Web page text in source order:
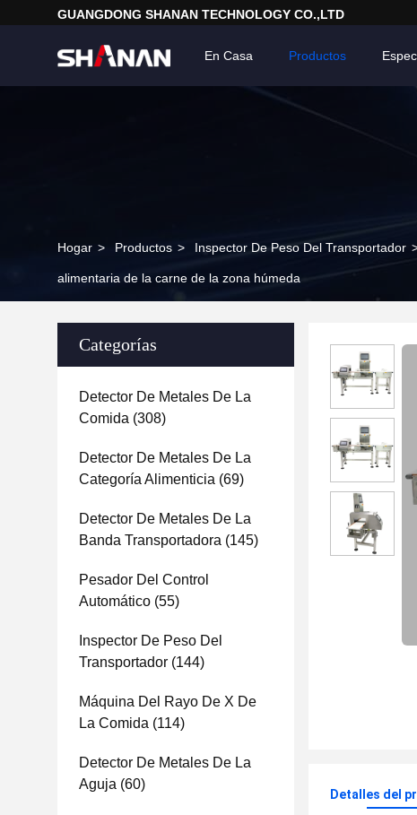
GUANGDONG SHANAN TECHNOLOGY CO.,LTD
En Casa Productos
Hogar > Productos > Inspector De Peso Del Transportador
alimentaria de la carne de la zona húmeda
Categorías
Detector De Metales De La
Comida (308)
Detector De Metales De La
Categoría Alimenticia (69)
Detector De Metales De La
Banda Transportadora (145)
Pesador Del Control
Automático (55)
Inspector De Peso Del
Transportador (144)
Máquina Del Rayo De X De
La Comida (114)
Detector De Metales De La
Aguja (60)
Detalles del